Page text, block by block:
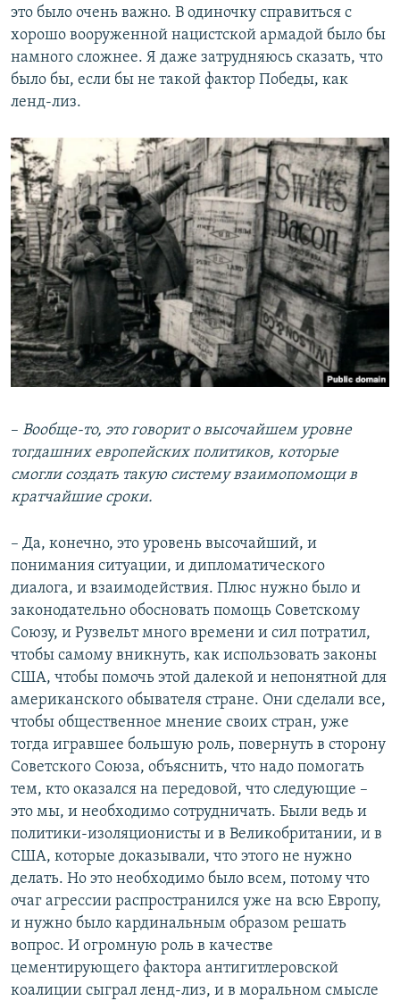
это было очень важно. В одиночку справиться с
хорошо вооруженной нацистской армадой было бы
намного сложнее. Я даже затрудняюсь сказать, что
было бы, если бы не такой фактор Победы, как
ленд-лиз.
– Вообще-то, это говорит о высочайшем уровне
тогдашних европейских политиков, которые
смогли создать такую систему взаимопомощи в
кратчайшие сроки.
– Да, конечно, это уровень высочайший, и
понимания ситуации, и дипломатического
диалога, и взаимодействия. Плюс нужно было и
законодательно обосновать помощь Советскому
Союзу, и Рузвельт много времени и сил потратил,
чтобы самому вникнуть, как использовать законы
США, чтобы помочь этой далекой и непонятной для
американского обывателя стране. Они сделали все,
чтобы общественное мнение своих стран, уже
тогда игравшее большую роль, повернуть в сторону
Советского Союза, объяснить, что надо помогать
тем, кто оказался на передовой, что следующие –
это мы, и необходимо сотрудничать. Были ведь и
политики-изоляционисты и в Великобритании, и в
США, которые доказывали, что этого не нужно
делать. Но это необходимо было всем, потому что
очаг агрессии распространился уже на всю Европу,
и нужно было кардинальным образом решать
вопрос. И огромную роль в качестве
цементирующего фактора антигитлеровской
коалиции сыграл ленд-лиз, и в моральном смысле